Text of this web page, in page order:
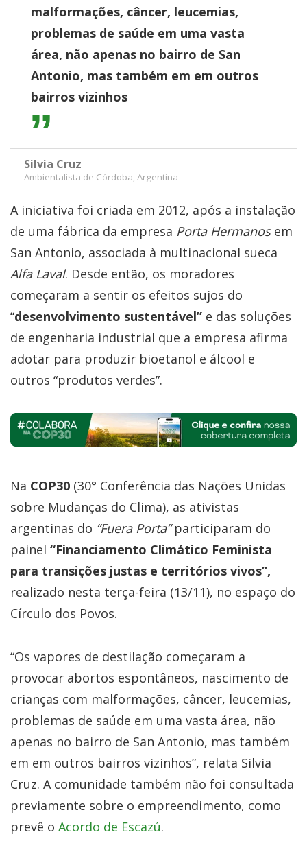
malformações, câncer, leucemias,
problemas de saúde em uma vasta
área, não apenas no bairro de San
Antonio, mas também em em outros
bairros vizinhos
Silvia Cruz
Ambientalista de Córdoba, Argentina
A iniciativa foi criada em 2012, após a instalação
de uma fábrica da empresa Porta Hermanos em
San Antonio, associada à multinacional sueca
Alfa Laval. Desde então, os moradores
começaram a sentir os efeitos sujos do
“desenvolvimento sustentável” e das soluções
de engenharia industrial que a empresa afirma
adotar para produzir bioetanol e álcool e
outros “produtos verdes”.
Na COP30 (30° Conferência das Nações Unidas
sobre Mudanças do Clima), as ativistas
argentinas do “Fuera Porta”participaram do
painel “Financiamento Climático Feminista
para transições justas e territórios vivos”,
realizado nesta terça-feira (13/11), no espaço do
Círculo dos Povos.
“Os vapores de destilação começaram a
provocar abortos espontâneos, nascimento de
crianças com malformações, câncer, leucemias,
problemas de saúde em uma vasta área, não
apenas no bairro de San Antonio, mas também
em em outros bairros vizinhos”, relata Silvia
Cruz. A comunidade também não foi consultada
previamente sobre o empreendimento, como
prevê o Acordo de Escazú.